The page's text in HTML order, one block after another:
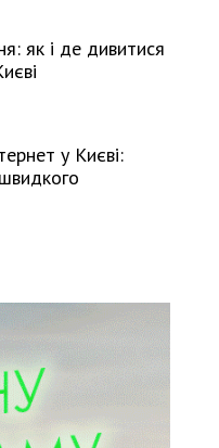
як і де дивитися
у Києві: